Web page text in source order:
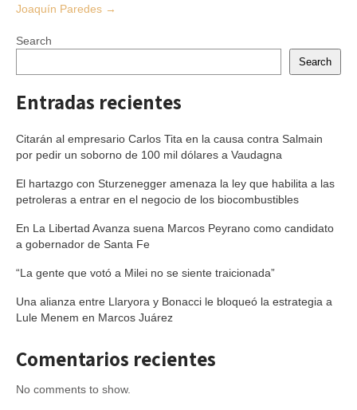
Joaquín Paredes →
Search
Search
Entradas recientes
Citarán al empresario Carlos Tita en la causa contra Salmain
por pedir un soborno de 100 mil dólares a Vaudagna
El hartazgo con Sturzenegger amenaza la ley que habilita a las
petroleras a entrar en el negocio de los biocombustibles
En La Libertad Avanza suena Marcos Peyrano como candidato
a gobernador de Santa Fe
“La gente que votó a Milei no se siente traicionada”
Una alianza entre Llaryora y Bonacci le bloqueó la estrategia a
Lule Menem en Marcos Juárez
Comentarios recientes
No comments to show.